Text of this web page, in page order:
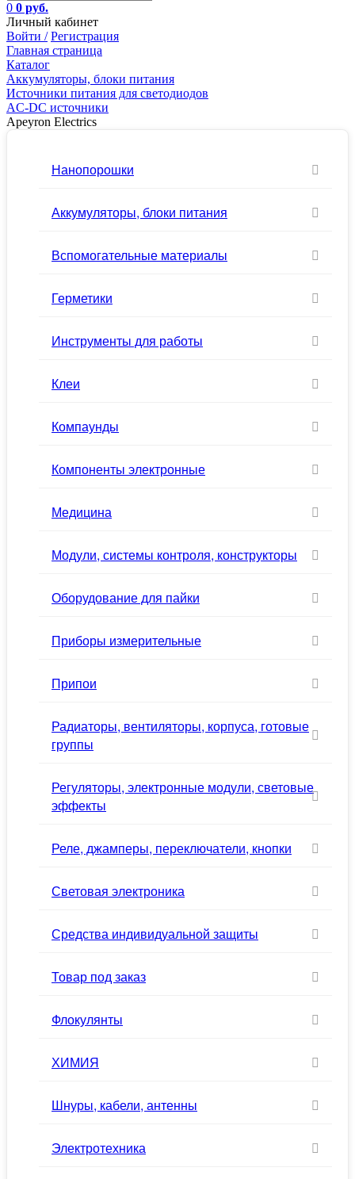
0 0 руб.
Личный кабинет
Войти / Регистрация
Главная страница
Каталог
Аккумуляторы, блоки питания
Источники питания для светодиодов
AC-DC источники
Apeyron Electrics
Нанопорошки
Аккумуляторы, блоки питания
Вспомогательные материалы
Герметики
Инструменты для работы
Клеи
Компаунды
Компоненты электронные
Медицина
Модули, системы контроля, конструкторы
Оборудование для пайки
Приборы измерительные
Припои
Радиаторы, вентиляторы, корпуса, готовые
группы
Регуляторы, электронные модули, световые
эффекты
Реле, джамперы, переключатели, кнопки
Световая электроника
Средства индивидуальной защиты
Товар под заказ
Флокулянты
ХИМИЯ
Шнуры, кабели, антенны
Электротехника